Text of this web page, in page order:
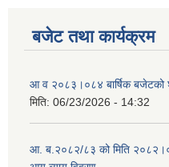
बजेट तथा कार्यक्रम
आ व २०८३।०८४ बार्षिक
मिति: 06/23/2026 - 14:32
आ. ब.२०८२/८३ को मिति